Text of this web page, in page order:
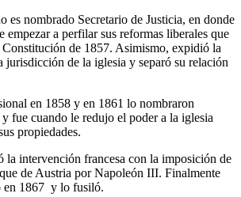
es nombrado Secretario de Justicia, en donde
empezar a perfilar sus reformas liberales que
de 1857. Asimismo, expidió la
jurisdicción de la iglesia y separó su relación
en 1858 y en 1861 lo nombraron
fue cuando le redujo el poder a la iglesia
propiedades.
la intervención francesa con la imposición de
de Austria por Napoleón III. Finalmente
en 1867 y lo fusiló.